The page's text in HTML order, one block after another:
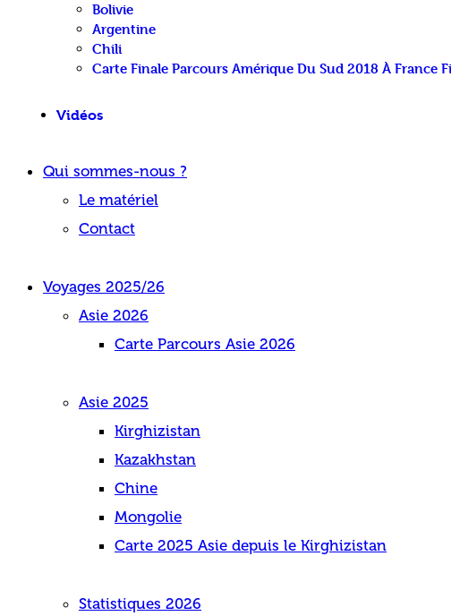
Bolivie
Argentine
Chili
Carte Finale Parcours Amérique Du Sud 2018 À France
Vidéos
Qui sommes-nous ?
Le matériel
Contact
Voyages 2025/26
Asie 2026
Carte Parcours Asie 2026
Asie 2025
Kirghizistan
Kazakhstan
Chine
Mongolie
Carte 2025 Asie depuis le Kirghizistan
Statistiques 2026